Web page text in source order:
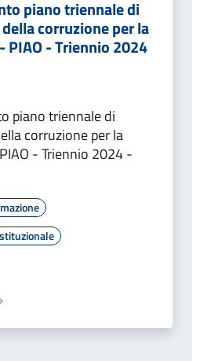
piano triennale di
corruzione per la
PIAO - Triennio 2024
piano triennale di
corruzione per la
- Triennio 2024 -